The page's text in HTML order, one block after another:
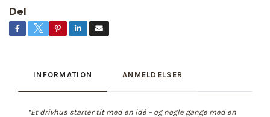
Del
INFORMATION ANMELDELSER
“Et drivhus starter tit med en idé – og nogle gange med en